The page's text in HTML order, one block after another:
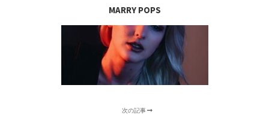
MARRY POPS
次の記事